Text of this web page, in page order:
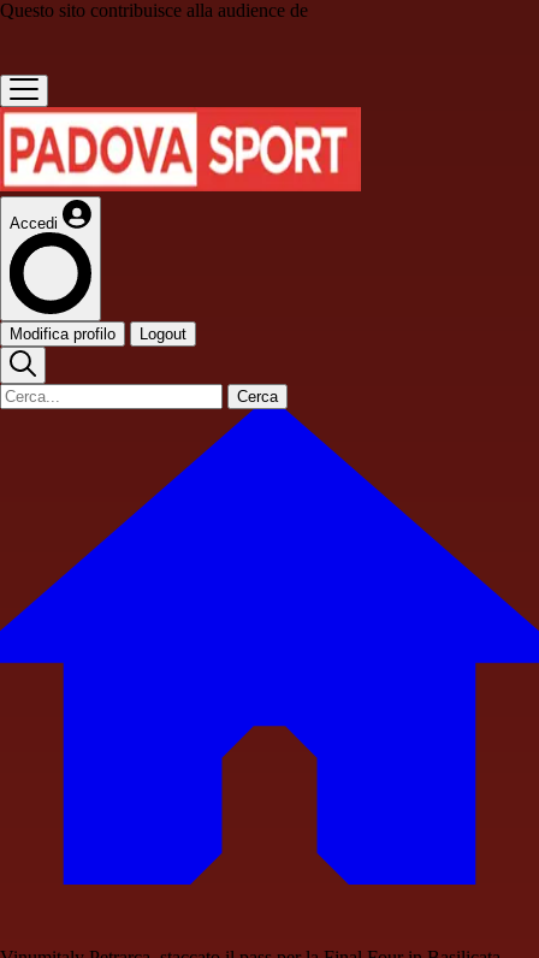
Questo sito contribuisce alla audience de
Accedi
Modifica profilo Logout
Cerca